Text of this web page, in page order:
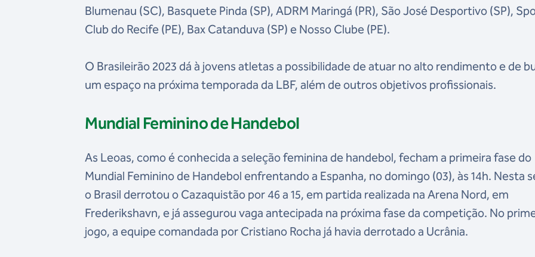
Blumenau (SC), Basquete Pinda (SP), ADRM Maringá (PR), São José Desportivo (SP),
Club do Recife (PE), Bax Catanduva (SP) e Nosso Clube (PE).
O Brasileirão 2023 dá à jovens atletas a possibilidade de atuar no alto rendimento e de
um espaço na próxima temporada da LBF, além de outros objetivos profissionais.
Mundial Feminino de Handebol
As Leoas, como é conhecida a seleção feminina de handebol, fecham a primeira fase do
Mundial Feminino de Handebol enfrentando a Espanha, no domingo (03), às 14h. Nesta
o Brasil derrotou o Cazaquistão por 46 a 15, em partida realizada na Arena Nord, em
Frederikshavn, e já assegurou vaga antecipada na próxima fase da competição. No
jogo, a equipe comandada por Cristiano Rocha já havia derrotado a Ucrânia.